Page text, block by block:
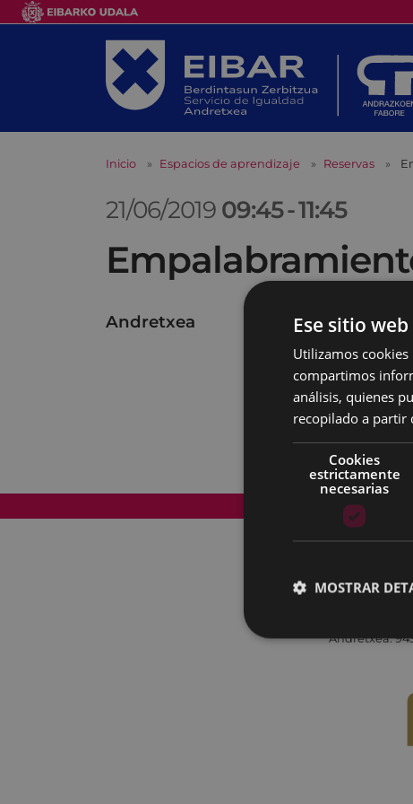
Inicio Espacios de aprendizaje Reservas
21/06/2019 09:45-11:45
Andretxea
Mapa del Sitio
Andretxea:
Ese sitio
Utilizamos
compartimos
análisis, quienes
recopilado a partir
Cookies
estrictamente
necesarias
MOSTRAR